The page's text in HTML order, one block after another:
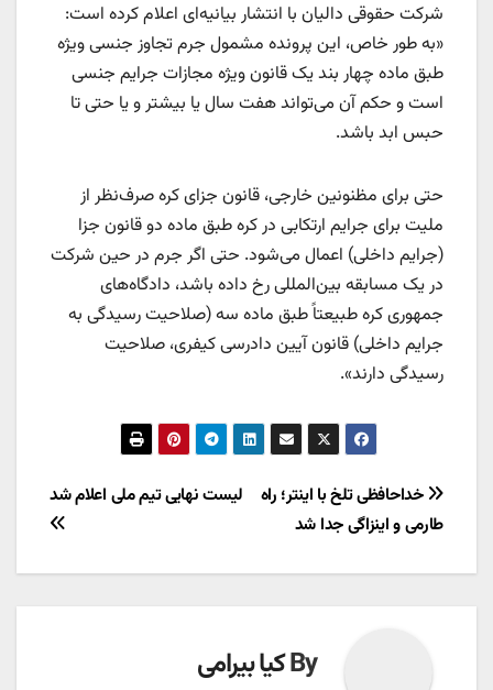
شرکت حقوقی دالیان با انتشار بیانیه‌ای اعلام کرده است:
«به طور خاص، این پرونده مشمول جرم تجاوز جنسی ویژه
طبق ماده چهار بند یک قانون ویژه مجازات جرایم جنسی
است و حکم آن می‌تواند هفت سال یا بیشتر و یا حتی تا
حبس ابد باشد.
حتی برای مظنونین خارجی، قانون جزای کره صرف‌نظر از
ملیت برای جرایم ارتکابی در کره طبق ماده دو قانون جزا
(جرایم داخلی) اعمال می‌شود. حتی اگر جرم در حین شرکت
در یک مسابقه بین‌المللی رخ داده باشد، دادگاه‌های
جمهوری کره طبیعتاً طبق ماده سه (صلاحیت رسیدگی به
جرایم داخلی) قانون آیین دادرسی کیفری، صلاحیت
رسیدگی دارند».
راهبری
نوشته
لیست نهایی تیم ملی اعلام شد
خداحافظی تلخ با اینتر؛ راه
طارمی و اینزاگی جدا شد
Byکیا بیرامی